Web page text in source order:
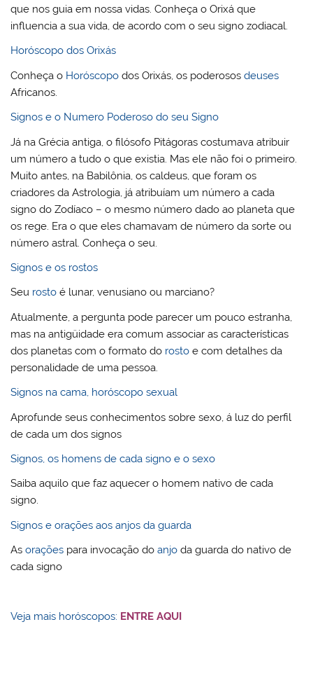
que nos guia em nossa vidas. Conheça o Orixá que
influencia a sua vida, de acordo com o seu signo zodiacal.
Horóscopo dos Orixás
Conheça o Horóscopo dos Orixás, os poderososdeuses
Africanos.
Signos e o Numero Poderoso do seu Signo
Já na Grécia antiga, o filósofo Pitágoras costumava atribuir
um número a tudo o que existia. Mas ele não foi o primeiro.
Muito antes, na Babilônia, os caldeus, que foram os
criadores da Astrologia, já atribuíam um número a cada
signo do Zodíaco – o mesmo número dado ao planeta que
os rege. Era o que eles chamavam de número da sorte ou
número astral. Conheça o seu.
Signos e os rostos
Seu rosto é lunar, venusiano ou marciano?
Atualmente, a pergunta pode parecer um pouco estranha,
mas na antigüidade era comum associar as características
dos planetas com o formato do rosto e com detalhes da
personalidade de uma pessoa.
Signos na cama, horóscopo sexual
Aprofunde seus conhecimentos sobre sexo, á luz do perfil
de cada um dos signos
Signos, os homens de cada signo e o sexo
Saiba aquilo que faz aquecer o homem nativo de cada
signo.
Signos e orações aos anjos da guarda
Asorações para invocação doanjo da guarda do nativo de
cada signo
Veja mais horóscopos: ENTRE AQUI